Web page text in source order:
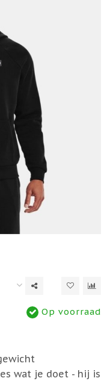
Op voorraad
wat je doet - hij is